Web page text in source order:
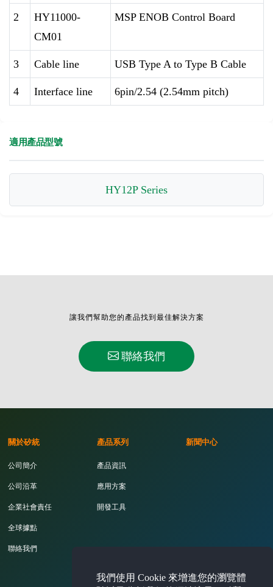
2
HY11000-
CM01
MSP ENOB Control Board
3 Cable line USB Type A to Type B Cable
4 Interface line 6pin/2.54 (2.54mm pitch)
適用產品型號
HY12P Series
讓我們幫助您的產品找到最佳解決方案
聯絡我們
關於矽統
公司簡介
公司沿革
企業社會責任
全球據點
聯絡我們
產品系列
產品資訊
應用方案
開發工具
新聞中心
投資人專區
我們使用 Cookie 來增進您的瀏覽體